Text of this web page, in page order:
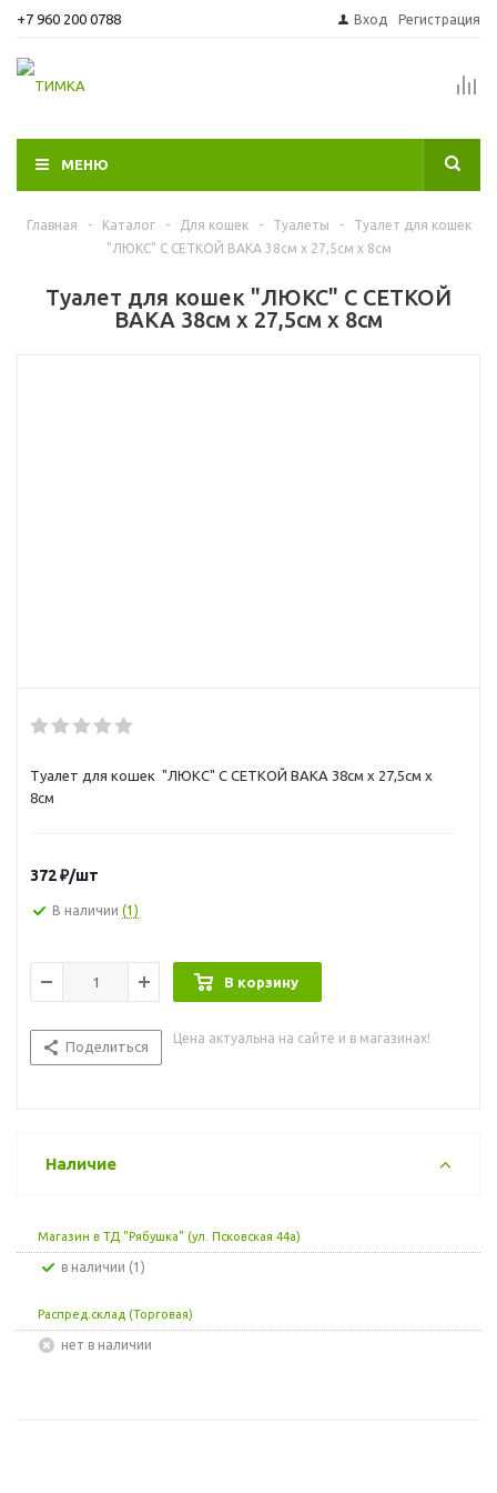
+7 960 200 0788 Вход Регистрация
МЕНЮ
Главная - Каталог - Для кошек - Туалеты -
Туалет для кошек
"ЛЮКС" С СЕТКОЙ ВАКА 38см х 27,5см х 8см
Туалет для кошек "ЛЮКС" С СЕТКОЙ
ВАКА 38см х 27,5см х 8см
Туалет для кошек "ЛЮКС" С СЕТКОЙ ВАКА 38см х 27,5см х
8см
372₽/шт
В наличии (1)
В корзину
Поделиться
Цена актуальна на сайте и в магазинах!
Наличие
Магазин в ТД "Рябушка" (ул. Псковская 44а)
В наличии (1)
Распред.склад (Торговая)
Нет в наличии